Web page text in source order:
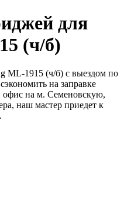
для
(ч/б)
ML-1915 (ч/б) с выездом по
на заправке
офис на м. Семеновскую,
наш мастер приедет к